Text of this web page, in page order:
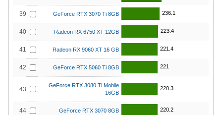
39 GeForce RTX 3070 Ti 8GB 236.1
40 Radeon RX 6750 XT 12GB 223.4
41 Radeon RX 9060 XT 16 GB 221.4
42 GeForce RTX 5060 Ti 8GB 221
43
GeForce RTX 3080 Ti Mobile
16GB
220.3
44 GeForce RTX 3070 8GB 220.2